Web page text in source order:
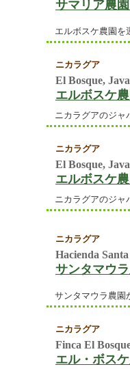
サマリア農
エルボスケ農園を
ニカラグア
El Bosque,
エルボスケ
ニカラグアのジャ
ニカラグア
El Bosque,
エルボスケ
ニカラグアのジャ
ニカラグア
Hacienda
サンタマウ
サンタマウラ農園
ニカラグア
Finca El
エル・ボス